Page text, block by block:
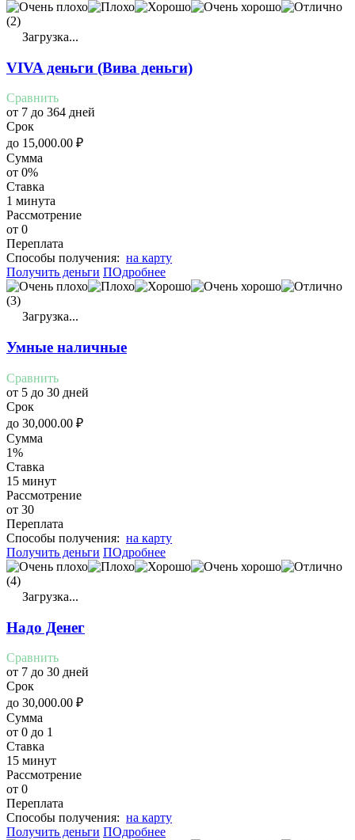
(2)
Загрузка...
VIVA деньги (Вива деньги)
Сравнить
от 7 до 364 дней
Срок
до 15,000.00 ₽
Сумма
от 0%
Ставка
1 минута
Рассмотрение
от 0
Переплата
Cпособы получения: на карту
Получить деньги ПОдробнее
(3)
Загрузка...
Умные наличные
Сравнить
от 5 до 30 дней
Срок
до 30,000.00 ₽
Сумма
1%
Ставка
15 минут
Рассмотрение
от 30
Переплата
Cпособы получения: на карту
Получить деньги ПОдробнее
(4)
Загрузка...
Надо Денег
Сравнить
от 7 до 30 дней
Срок
до 30,000.00 ₽
Сумма
от 0 до 1
Ставка
15 минут
Рассмотрение
от 0
Переплата
Cпособы получения: на карту
Получить деньги ПОдробнее